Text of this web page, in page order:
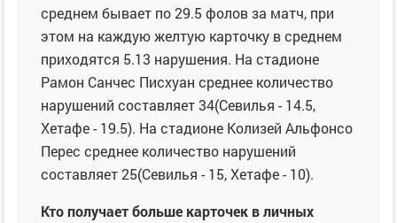
среднем бывает по 29.5 фолов за матч, при
этом на каждую желтую карточку в среднем
приходятся 5.13 нарушения. На стадионе
Рамон Санчес Писхуан среднее количество
нарушений составляет 34(Севилья - 14.5,
Хетафе - 19.5). На стадионе Колизей Альфонсо
Перес среднее количество нарушений
составляет 25(Севилья - 15, Хетафе - 10).
Кто получает больше карточек в личных